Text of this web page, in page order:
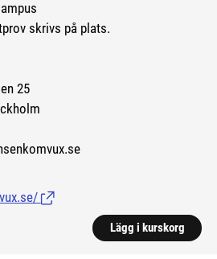
skrivs på plats.
25
(Länk till extern sida.)
Lägg i kurskorg